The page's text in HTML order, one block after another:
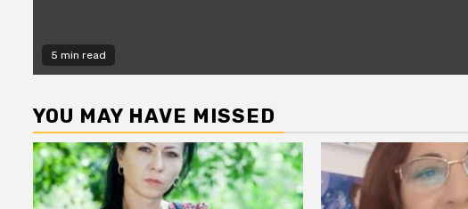
5 min read
YOU MAY HAVE MISSED